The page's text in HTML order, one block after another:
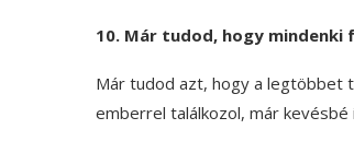
10. Már tudod, hogy mindenki
Már tudod azt, hogy a legtöbbet
emberrel találkozol, már kevésbé